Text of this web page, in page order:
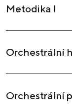
Metodika I
Orchestrální
Orchestrální